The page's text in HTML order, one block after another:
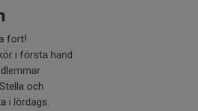
fort!
i första hand
och
i lördags.